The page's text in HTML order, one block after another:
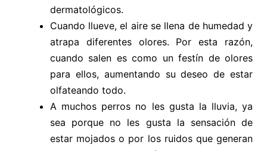
dermatológicos.
Cuando llueve, el aire se llena de humedad y
atrapa diferentes olores. Por esta razón,
cuando salen es como un festín de olores
para ellos, aumentando su deseo de estar
olfateando todo.
A muchos perros no les gusta la lluvia, ya
sea porque no les gusta la sensación de
estar mojados o por los ruidos que generan